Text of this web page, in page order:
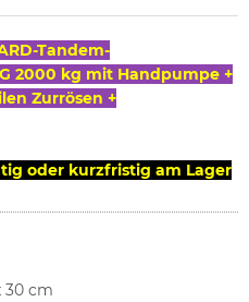
Tandem-
2000 kg mit Handpumpe +
Zurrösen +
oder kurzfristig am Lager
30 cm